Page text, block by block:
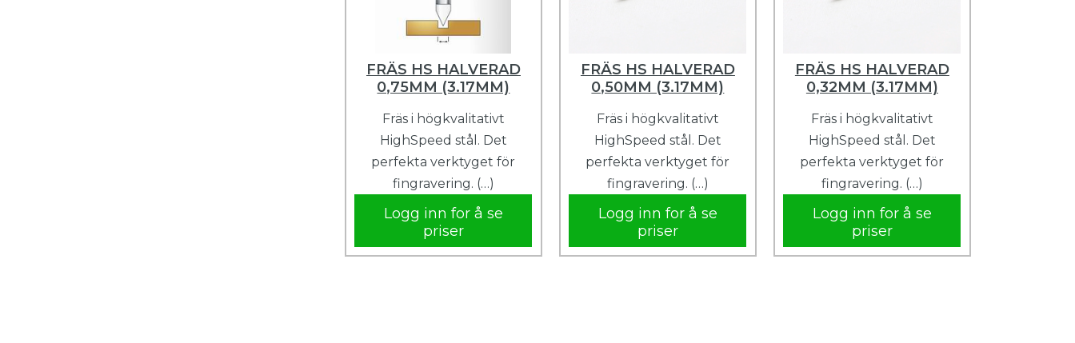
FRÄS HS HALVERAD
0,75MM (3.17MM)
Fräs i högkvalitativt
HighSpeed ​​stål. Det
perfekta verktyget för
fingravering. (…)
Logg inn for å se
priser
FRÄS HS HALVERAD
0,50MM (3.17MM)
Fräs i högkvalitativt
HighSpeed ​​stål. Det
perfekta verktyget för
fingravering. (…)
Logg inn for å se
priser
FRÄS HS HALVERAD
0,32MM (3.17MM)
Fräs i högkvalitativt
HighSpeed ​​stål. Det
perfekta verktyget för
fingravering. (…)
Logg inn for å se
priser